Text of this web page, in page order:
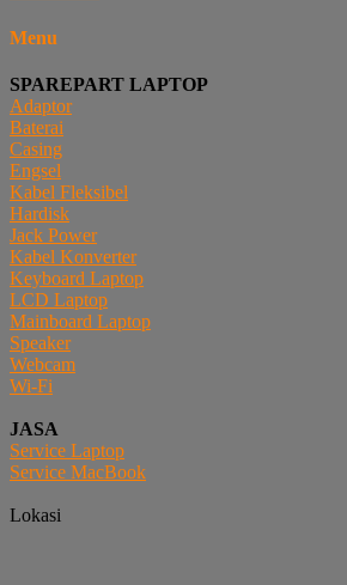
Menu
SPAREPART LAPTOP
Adaptor
Baterai
Casing
Engsel
Kabel Fleksibel
Hardisk
Jack Power
Kabel Konverter
Keyboard Laptop
LCD Laptop
Mainboard Laptop
Speaker
Webcam
Wi-Fi
JASA
Service Laptop
Service MacBook
Lokasi